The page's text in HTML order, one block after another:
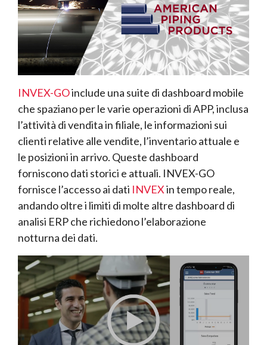
INVEX-GOinclude una suite di dashboard mobile
che spaziano per le varie operazioni di APP, inclusa
l’attività di vendita in filiale, le informazioni sui
clienti relative alle vendite, l’inventario attuale e
le posizioni in arrivo. Queste dashboard
forniscono dati storici e attuali. INVEX-GO
fornisce l’accesso ai dati INVEXin tempo reale,
andando oltre i limiti di molte altre dashboard di
analisi ERP che richiedono l’elaborazione
notturna dei dati.